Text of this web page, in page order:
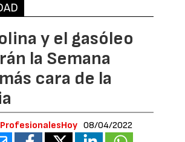
y el gasóleo
la Semana
cara de la
08/04/2022